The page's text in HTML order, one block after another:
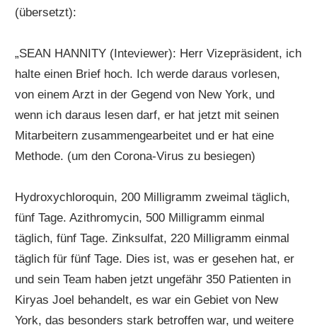
(übersetzt):
„SEAN HANNITY (Inteviewer): Herr Vizepräsident, ich
halte einen Brief hoch. Ich werde daraus vorlesen,
von einem Arzt in der Gegend von New York, und
wenn ich daraus lesen darf, er hat jetzt mit seinen
Mitarbeitern zusammengearbeitet und er hat eine
Methode. (um den Corona-Virus zu besiegen)
Hydroxychloroquin, 200 Milligramm zweimal täglich,
fünf Tage. Azithromycin, 500 Milligramm einmal
täglich, fünf Tage. Zinksulfat, 220 Milligramm einmal
täglich für fünf Tage. Dies ist, was er gesehen hat, er
und sein Team haben jetzt ungefähr 350 Patienten in
Kiryas Joel behandelt, es war ein Gebiet von New
York, das besonders stark betroffen war, und weitere